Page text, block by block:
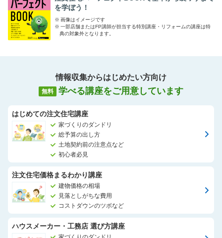
を学ぼう！
※ 画像はイメージです
※ 一部店舗またはFP講師が担当する特別講座・リフォームの講座は特
典の対象外となります。
情報収集からはじめたい方向け
無料 学べる講座をご用意しています
はじめての注文住宅講座
家づくりのダンドリ
総予算の出し方
土地契約前の注意点など
初心者必見
注文住宅価格まるわかり講座
建物価格の相場
見落としがちな費用
コストダウンのツボなど
ハウスメーカー・工務店 選び方講座